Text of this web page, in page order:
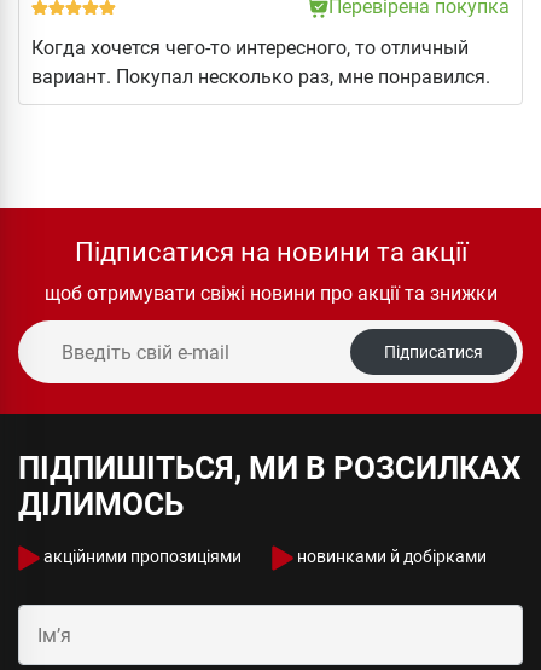
Перевірена покупка
Когда хочется чего-то интересного, то отличный
вариант. Покупал несколько раз, мне понравился.
Підписатися на новини та акції
щоб отримувати свіжі новини про акції та знижки
Підписатися
ПІДПИШІТЬСЯ, МИ В РОЗСИЛКАХ
ДІЛИМОСЬ
акційними пропозиціями новинками й добірками